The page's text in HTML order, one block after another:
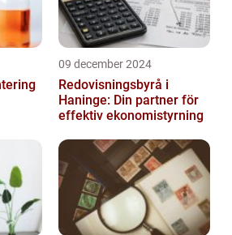
09 december 2024
Redovisningsbyrå i
Haninge: Din partner för
effektiv ekonomistyrning